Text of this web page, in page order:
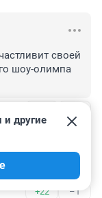
своей
шоу-олимпа
+22 –1
и другие